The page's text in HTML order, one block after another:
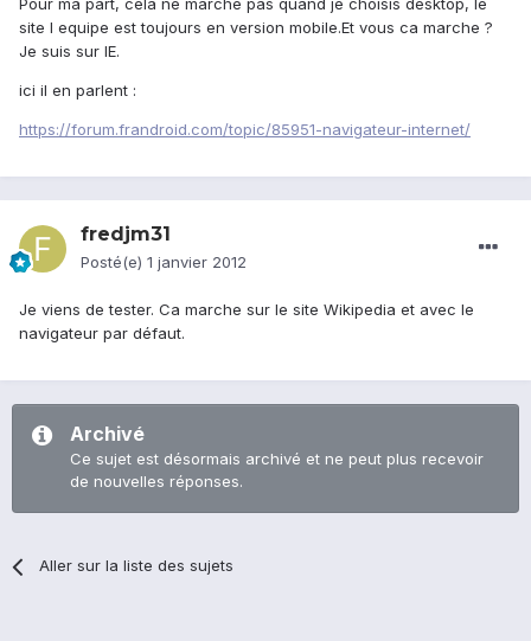
Pour ma part, cela ne marche pas quand je choisis desktop, le
site l equipe est toujours en version mobile.Et vous ca marche ?
Je suis sur IE.
ici il en parlent :
https://forum.frandroid.com/topic/85951-navigateur-internet/
fredjm31
Posté(e) 1 janvier 2012
Je viens de tester. Ca marche sur le site Wikipedia et avec le
navigateur par défaut.
Archivé
Ce sujet est désormais archivé et ne peut plus recevoir
de nouvelles réponses.
Aller sur la liste des sujets